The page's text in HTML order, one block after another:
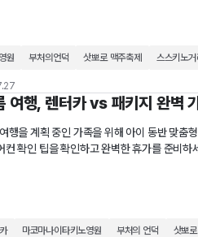
원 부처의언덕 삿뽀로 맥주축제 스스키노거
여행, 렌터카 vs 패키지 완벽
을 계획 중인 가족을 위해 아이 동반 맞춤
컨 확인 팁을 확인하고 완벽한 휴가를 준비하
마코마나이타키노영원 부처의 언덕 삿뽀